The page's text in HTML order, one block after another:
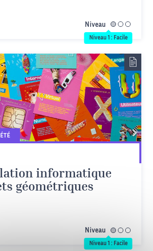
Niveau facile
Niveau 1 : Facile
informatique
géométriques
Niveau facile
Niveau 1 : Facile